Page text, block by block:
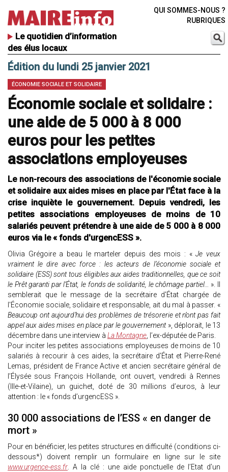
Le quotidien d’information
des élus locaux
QUI SOMMES-NOUS ?
RUBRIQUES
Édition du lundi 25 janvier 2021
ÉCONOMIE SOCIALE ET SOLIDAIRE
Économie sociale et solidaire :
une aide de 5 000 à 8 000
euros pour les petites
associations employeuses
Le non-recours des associations de l'économie sociale
et solidaire aux aides mises en place par l'État face à la
crise inquiète le gouvernement. Depuis vendredi, les
petites associations employeuses de moins de 10
salariés peuvent prétendre à une aide de 5 000 à 8 000
euros via le « fonds d'urgencESS ».
Olivia Grégoire a beau le marteler depuis des mois : «Je veux
vraiment le dire avec force : les acteurs de l’économie sociale et
solidaire (ESS) sont tous éligibles aux aides traditionnelles, que ce soit
le Prêt garanti par l’État, le fonds de solidarité, le chômage partiel… ». Il
semblerait que le message de la secrétaire d'État chargée de
l'Économie sociale, solidaire et responsable, ait du mal à passer. «
Beaucoup ont aujourd’hui des problèmes de trésorerie et n’ont pas fait
appel aux aides mises en place par le gouvernement», déplorait, le 13
décembre dans une interview à La Montagne, l’ex-députée de Paris.
Pour inciter les petites associations employeuses de moins de 10
salariés à recourir à ces aides, la secrétaire d'État et Pierre-René
Lemas, président de France Active et ancien secrétaire général de
l’Élysée sous François Hollande, ont ouvert, vendredi à Rennes
(Ille-et-Vilaine), un guichet, doté de 30 millions d’euros, à leur
attention : le « fonds d’urgencESS ».
30 000 associations de l’ESS « en danger de
mort »
Pour en bénéficier, les petites structures en difficulté (conditions ci-
dessous*) doivent remplir un formulaire en ligne sur le site
www.urgence-ess.fr. A la clé : une aide ponctuelle de l’Etat d’un